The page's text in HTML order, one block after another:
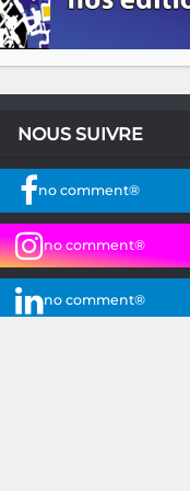
NOUS SUIVRE
no comment®
no comment®
no comment®